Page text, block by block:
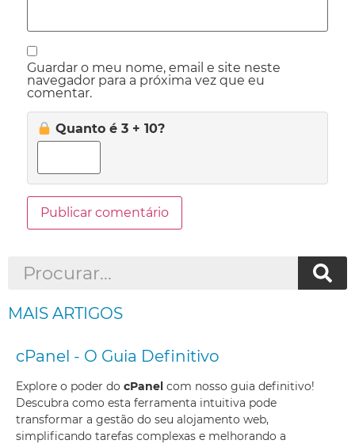
Guardar o meu nome, email e site neste
navegador para a próxima vez que eu
comentar.
Quanto é 3 + 10?
MAIS ARTIGOS
cPanel - O Guia Definitivo
Explore o poder do cPanel com nosso guia definitivo!
Descubra como esta ferramenta intuitiva pode
transformar a gestão do seu alojamento web,
simplificando tarefas complexas e melhorando a